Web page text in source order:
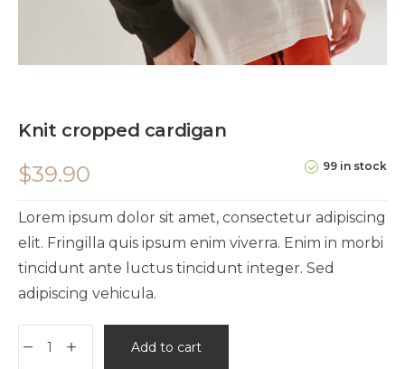
Knit cropped cardigan
99 in stock
$39.90
Lorem ipsum dolor sit amet, consectetur adipiscing
elit. Fringilla quis ipsum enim viverra. Enim in morbi
tincidunt ante luctus tincidunt integer. Sed
adipiscing vehicula.
Add to cart